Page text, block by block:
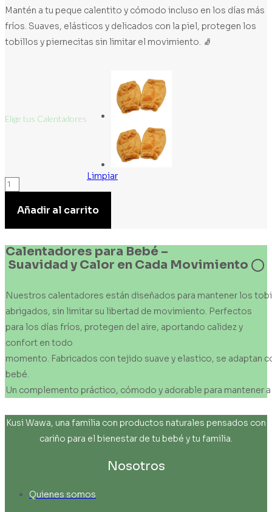
Mantén a tu peque calentito y cómodo incluso en los días más
fríos. Suaves, elásticos y delicados con la piel, protegen los
tobillos y piernecitas sin limitar el movimiento. 🧦
Elige tus Calentadores
Limpiar
Calentadores
Añadir al carrito
Calentadores para Bebé –
Suavidad y Calor en Cada Movimiento ◯
Nuestros calentadores están diseñados para mantener los
abrigados, sin limitar su libertad de movimiento. Perfectos
para los días fríos, protegen del aire, aportando calidez y
confort en todo
momento. Fabricados con tejido suave y elastico, se adaptan
bebé.
Un complemento práctico, cómodo y adorable para mantener
Kusi Wawa, una familia con productos naturales pensados con
cariño para el bienestar de tu bebé y tu familia.
Nosotros
Quienes somos